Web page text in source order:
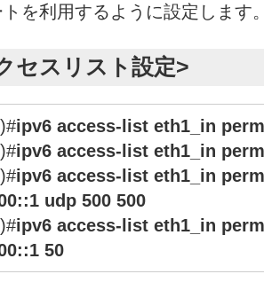
を利用するように設定します
セスリスト設定>
ipv6 access-list eth1_in
ipv6 access-list eth1_in
ipv6 access-list eth1_in
udp 500 500
ipv6 access-list eth1_in
50